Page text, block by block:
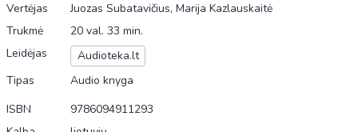
Vertėjas
Juozas Subatavičius, Marija Kazlauskaitė
Trukmė
20 val. 33 min.
Leidėjas
Audioteka.lt
Tipas
Audio knyga
ISBN
9786094911293